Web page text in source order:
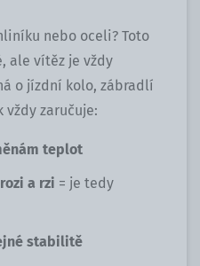
nebo oceli? Toto
ale vítěz je vždy
o jízdní kolo, zábradlí
vždy zaručuje:
teplot
a rzi = je tedy
stabilitě